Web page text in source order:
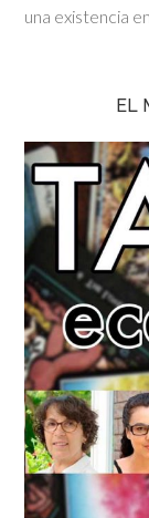
una existencia
EL